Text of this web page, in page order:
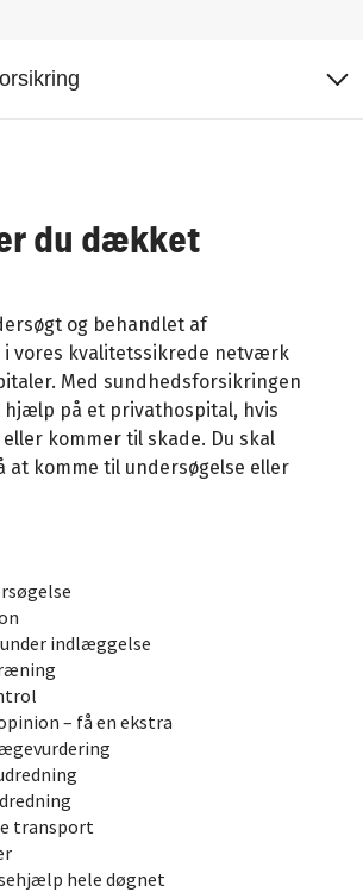
du dækket
og behandlet af
vores kvalitetssikrede netværk
Med sundhedsforsikringen
hjælp på et privathospital, hvis
kommer til skade. Du skal
at komme til undersøgelse eller
indlæggelse
– få en ekstra
transport
hele døgnet